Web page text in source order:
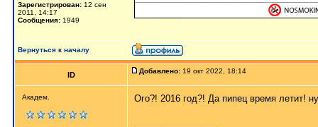
Зарегистрирован: 12 сен
2011, 14:17
Сообщения: 1949
Вернуться к началу
ID Добавлено: 19 окт 2022, 18:14
Академ. Ого?! 2016 год?! Да пипец время летит!